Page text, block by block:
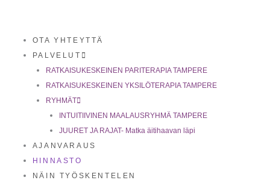
OTA YHTEYTTÄ
PALVELUT
RATKAISUKESKEINEN PARITERAPIA TAMPERE
RATKAISUKESKEINEN YKSILÖTERAPIA TAMPERE
RYHMÄT
INTUITIIVINEN MAALAUSRYHMÄ TAMPERE
JUURET JA RAJAT- Matka äitihaavan läpi
AJANVARAUS
HINNASTO
NÄIN TYÖSKENTELEN